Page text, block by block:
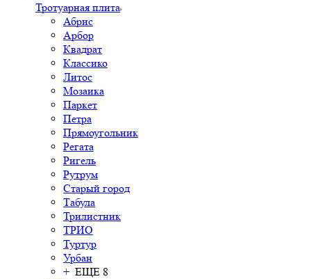
Тротуарная плита
Абрис
Арбор
Квадрат
Классико
Литос
Мозаика
Паркет
Петра
Прямоугольник
Регата
Ригель
Рутрум
Старый город
Табула
Трилистник
ТРИО
Туртур
Урбан
+ ЕЩЕ 8